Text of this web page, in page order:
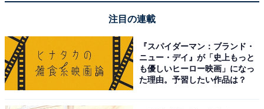
注目の連載
『スパイダーマン：ブランド・
ニュー・デイ』が「史上もっと
も優しいヒーロー映画」になっ
た理由。予習したい作品は？